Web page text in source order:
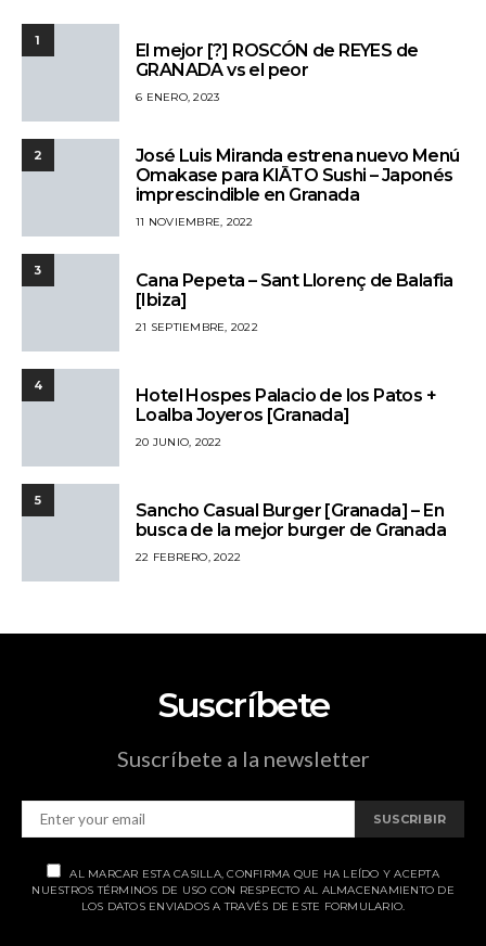
1
El mejor [?] ROSCÓN de REYES de
GRANADA vs el peor
6 ENERO, 2023
2
José Luis Miranda estrena nuevo Menú
Omakase para KIĀTO Sushi – Japonés
imprescindible en Granada
11 NOVIEMBRE, 2022
3
Cana Pepeta – Sant Llorenç de Balafia
[Ibiza]
21 SEPTIEMBRE, 2022
4
Hotel Hospes Palacio de los Patos +
Loalba Joyeros [Granada]
20 JUNIO, 2022
5
Sancho Casual Burger [Granada] – En
busca de la mejor burger de Granada
22 FEBRERO, 2022
Suscríbete
Suscríbete a la newsletter
SUSCRIBIR
AL MARCAR ESTA CASILLA, CONFIRMA QUE HA LEÍDO Y ACEPTA
NUESTROS TÉRMINOS DE USO CON RESPECTO AL ALMACENAMIENTO DE
LOS DATOS ENVIADOS A TRAVÉS DE ESTE FORMULARIO.